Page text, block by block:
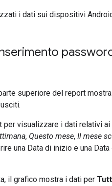
i dati sui dispositivi
superiore del report
visualizzare i dati relativi
, Questo mese, Il mese
una Data di inizio e una
il grafico mostra i dati per